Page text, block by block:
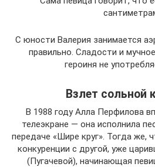
С юности Валерия занимается
правильно. Сладости и
героиня не
Взлет сольной
В 1988 году Алла Перфилова
телеэкране — она исполнила
передаче «Шире круг». Тогда же,
конкуренции с другой, уже
(Пугачевой), начинающая